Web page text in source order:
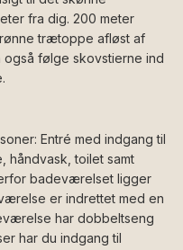
fra dig. 200 meter
trætoppe afløst af
også følge skovstierne ind
Entré med indgang til
håndvask, toilet samt
badeværelset ligger
er indrettet med en
har dobbeltseng
har du indgang til